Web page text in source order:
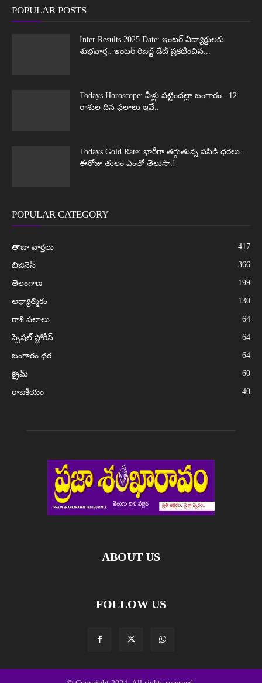
POPULAR POSTS
Inter Results 2025 Date: ఇంటర్ విద్యార్థులకు
శుభవార్త.. ఇంటర్ రిజల్ట్ డేట్ ప్రకటించిన...
Todays Horoscope: వీళ్లు పట్టిందల్లా బంగారం.. 12
రాశుల దిన ఫలాలు ఇవే..
Todays Gold Rate: భారీగా తగ్గుతున్న పసిడి ధరలు..
ఈరోజు తులం ఎంతో తెలుసా.!
POPULAR CATEGORY
తాజా వార్తలు 417
బిజినెస్ 366
తెలంగాణ 199
ఆధ్యాత్మికం 130
రాశి ఫలాలు 64
స్పెషల్ స్టోరీస్ 64
బంగారం ధర 64
క్రైమ్ 60
రాజకీయం 40
ABOUT US
FOLLOW US